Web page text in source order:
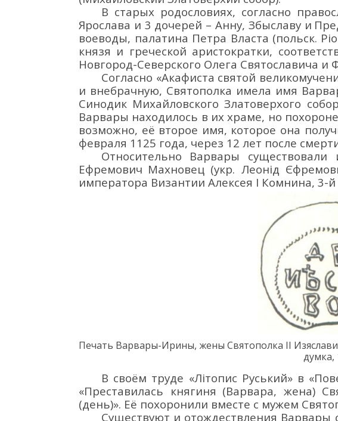
В старых родословиях, согласно
Ярослава и 3 дочерей – Анну, Збыславу и
воеводы, палатина Петра Власта (польск.
князя и греческой аристократки,
Новгород-Северского Олега Святославича и
Согласно «Акафиста святой
и внебрачную, Святополка имела имя
Синодик Михайловского Златоверхого
Варвары находилось в иххраме, но
возможно, её второе имя, которое она
февраля 1125 года, через 12 лет после
Относительно Варвары существовали
Ефремович Махновец (укр. Леонід
императора Византии Алексея I Комнина, 3-й
Печать Варвары-Ирины, жены Святополка II
думка,
В своём труде «Літопис Руський» в
«Преставилась княгиня (Варвара, жена)
(день)». Её похоронили вместе с мужем
Существуют и отождествления Варвары